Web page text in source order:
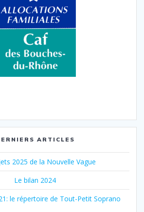
ARTICLES
2025 de la Nouvelle Vague
Le bilan 2024
le répertoire de Tout-Petit Soprano